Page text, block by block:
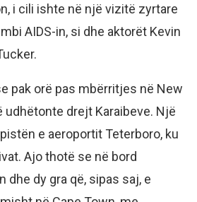
i cili ishte në një vizitë zyrtare
AIDS-in, si dhe aktorët Kevin
pak orë pas mbërritjes në New
udhëtonte drejt Karaibeve. Një
e aeroportit Teterboro, ku
Ajo thotë se në bord
dhe dy gra që, sipas saj, e